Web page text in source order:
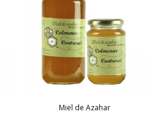
Miel de Azahar